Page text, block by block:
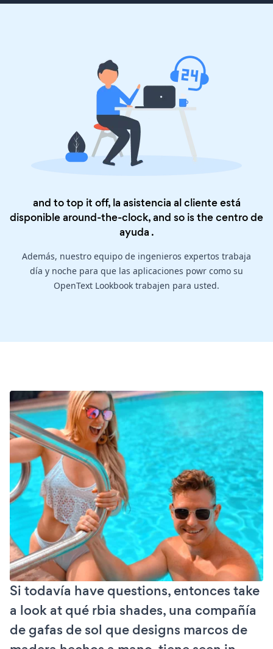
and to top it off, la asistencia al cliente está
disponible around-the-clock, and so is thecentro de
ayuda .
Además, nuestro equipo de ingenieros expertos trabaja
día y noche para que las aplicaciones powr como su
OpenText Lookbook trabajen para usted.
Si todavía have questions, entonces take
a look at qué rbia shades, una compañía
de gafas de sol que designs marcos de